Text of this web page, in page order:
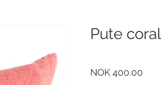
Pute
NOK 400.00